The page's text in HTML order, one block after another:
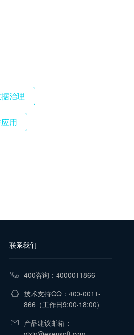
治理
用
联系我们
400咨询：4000011866
技术支持QQ：400-0011-
866 （工作日9:00-18:00）
产品建议邮箱：